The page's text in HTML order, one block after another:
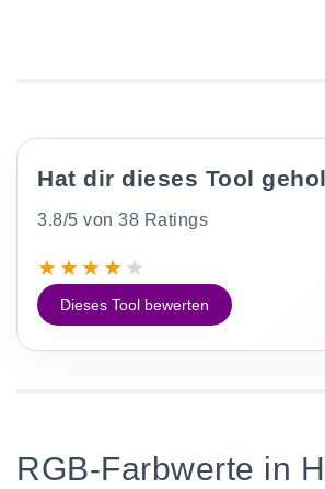
Hat dir dieses Tool
3.8/5 von 38 Ratings
★★★★ ★
Dieses Tool bewerten
RGB-Farbwerte in